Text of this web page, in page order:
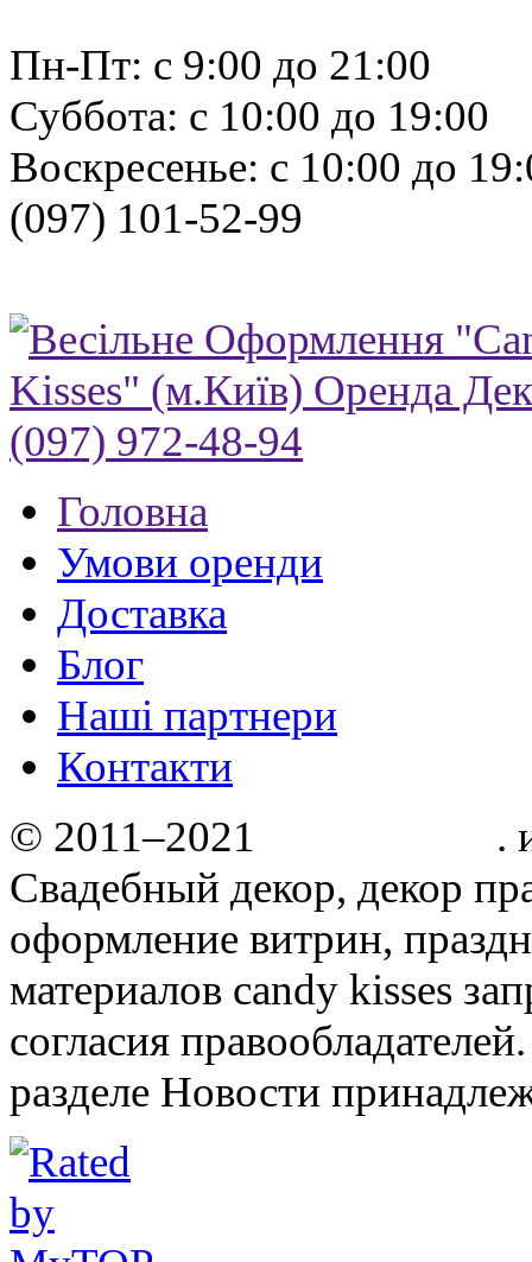
Пн-Пт: с 9:00 до 21:00
Суббота: с 10:00 до 19:00
Воскресенье: с 10:00 до
(097) 101-52-99
Головна
Умови оренди
Доставка
Блог
Нашi партнери
Контакти
© 2011–2021
.
Свадебный декор, декор
оформление витрин,
материалов candy kisses
согласия
разделе Новости